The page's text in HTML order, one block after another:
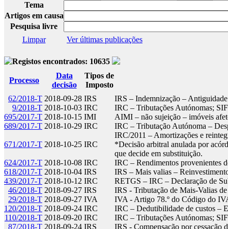
Tema
Artigos em causa
Pesquisa livre
Limpar
Ver últimas publicações
Registos encontrados: 10635
Processo
Data
decisão
Tipos de
Imposto
62/2018-T 2018-09-28 IRS
IRS – Indemnização –
9/2018-T 2018-10-03 IRC
IRC – Tributações Autónomas;
695/2017-T 2018-10-15 IMI
AIMI – não sujeição – imóveis
689/2017-T 2018-10-29 IRC IRC – Tributação Autónoma –
671/2017-T 2018-10-25 IRC
IRC/2011 – Amortizações e
*Decisão arbitral anulada por
que decide em substituição.
624/2017-T 2018-10-08 IRC
IRC – Rendimentos provenientes
618/2017-T 2018-10-04 IRS
IRS – Mais valias –
439/2017-T 2018-10-12 IRC
RETGS – IRC – Declaração de
46/2018-T 2018-09-27 IRS
IRS - Tributação de Mais-Valias
29/2018-T 2018-09-27 IVA
IVA - Artigo 78.º do Código do
120/2018-T 2018-09-24 IRC
IRC – Dedutibilidade de custos –
110/2018-T 2018-09-20 IRC
IRC – Tributações Autónomas;
87/2018-T 2018-09-24 IRS
IRS - Compensação por cessação